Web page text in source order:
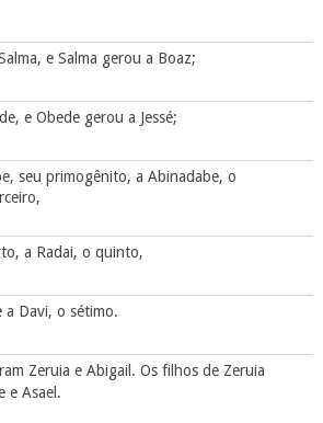
e Salma gerou a Boaz;
e Obede gerou a Jessé;
seu primogênito, a Abinadabe, o
a Radai, o quinto,
a Davi, o sétimo.
Zeruia e Abigail. Os filhos de Zeruia
e Asael.